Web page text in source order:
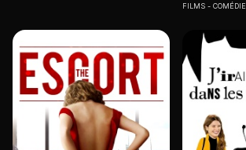
FILMS COMÉDIE